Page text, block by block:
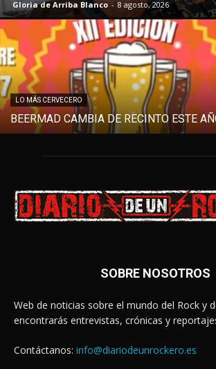
Gloria de Arriba Blanco - 8 agosto, 2026
LO MÁS CERVECERO
BEERMAD CAMBIA DE RECINTO ESTE
SOBRE NOSOTROS
Web de noticias sobre el mundo del Rock y
encontrarás entrevistas, crónicas y
Contáctanos: info@diariodeunrockero.es